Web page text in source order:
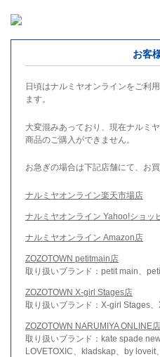
お客
日頃はナルミヤオンラインをご利
ます。
大変混みあっており、現在ナルミ
商品のご購入ができません。
お急ぎの場合は下記店舗にて、お買
ナルミヤオンライン楽天市場店
ナルミヤオンライン Yahoo!ショッ
ナルミヤオンライン Amazon店
ZOZOTOWN petitmain店
取り扱いブランド：petit main、
ZOZOTOWN X-girl Stages店
取り扱いブランド：X-girl Stages
ZOZOTOWN NARUMIYA ONLINE店
取り扱いブランド：kate spade
LOVETOXIC、kladskap、by